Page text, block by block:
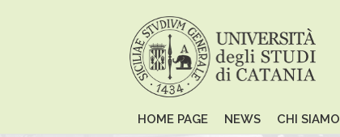
HOME PAGE NEWS CHI SIAMO